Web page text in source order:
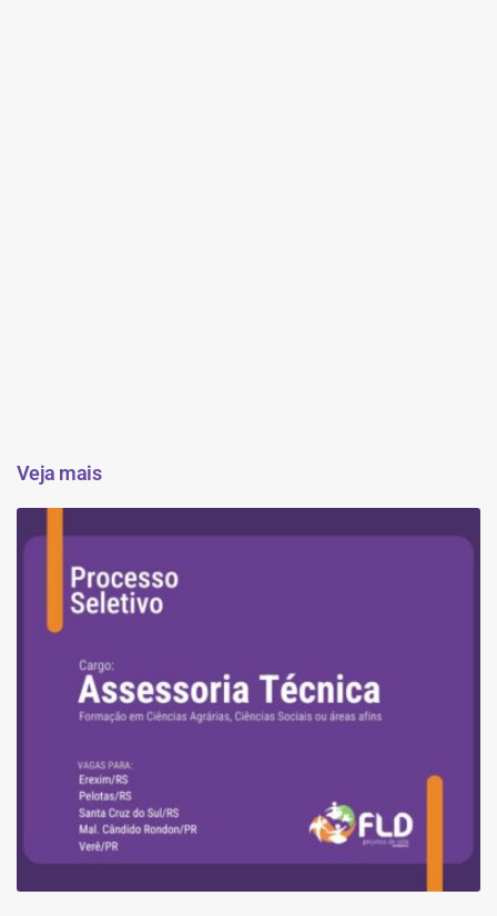
Veja mais